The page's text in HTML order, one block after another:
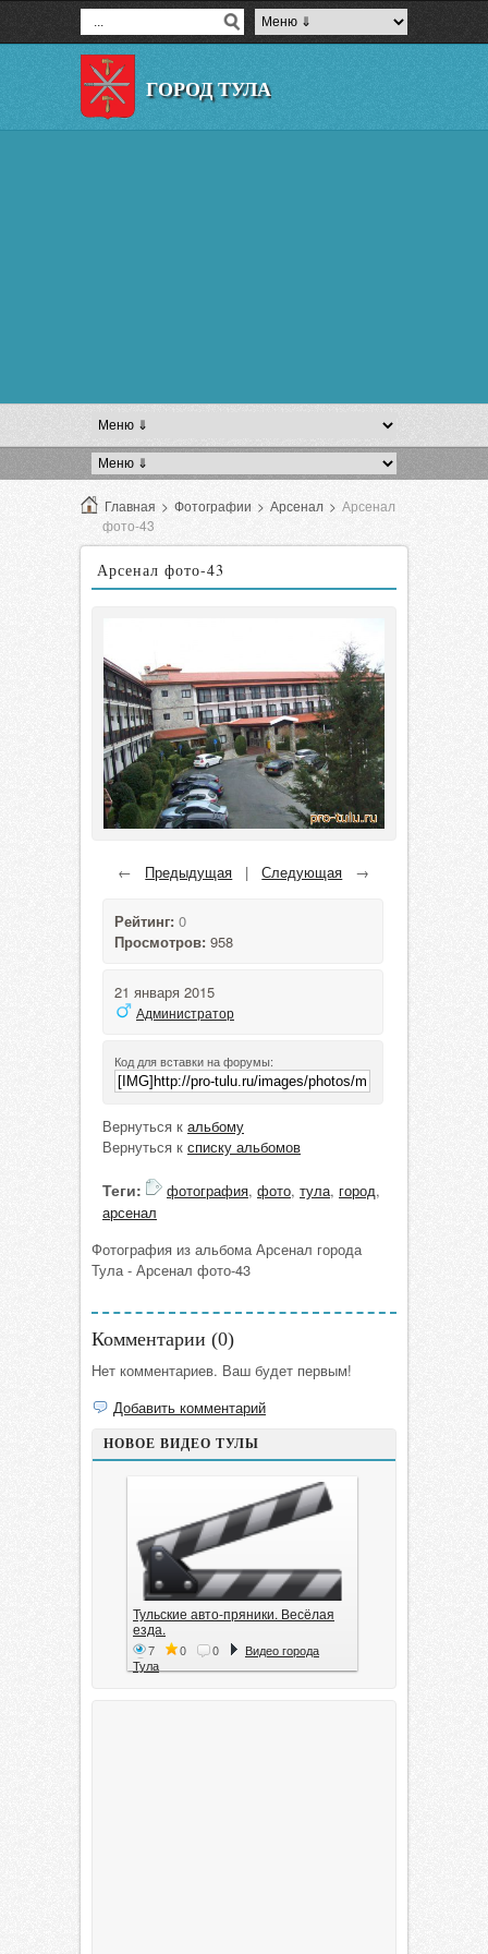
ГОРОД ТУЛА
Главная > Фотографии > Арсенал > Арсенал
фото-43
Арсенал фото-43
← Предыдущая |Следующая →
Рейтинг: 0
Просмотров: 958
21 января 2015
Администратор
Код для вставки на форумы:
Вернуться к альбому
Вернуться к списку альбомов
Теги: фотография, фото, тула, город,
арсенал
Фотография из альбома Арсенал города
Тула - Арсенал фото-43
Комментарии (0)
Нет комментариев. Ваш будет первым!
Добавить комментарий
НОВОЕ ВИДЕО ТУЛЫ
Тульские авто-пряники. Весёлая
езда.
7 0 0
Видео города
Тула